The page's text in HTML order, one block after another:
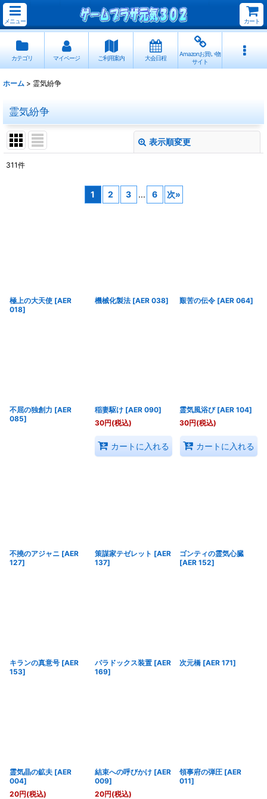
メニュー カート
カテゴリ マイページ ご利用案内 大会日程
Amazonお買い物
サイト
ホーム > 霊気紛争
霊気紛争
表示順変更
311件
1 2 3 ... 6 次»
極上の大天使 [AER
018]
機械化製法 [AER 038] 艱苦の伝令 [AER 064]
不屈の独創力 [AER
085]
稲妻駆け [AER 090]
30円(税込)
カートに入れる
霊気風浴び [AER 104]
30円(税込)
カートに入れる
不撓のアジャニ [AER
127]
策謀家テゼレット [AER
137]
ゴンティの霊気心臓
[AER 152]
キランの真意号 [AER
153]
パラドックス装置 [AER
169]
次元橋 [AER 171]
霊気晶の鉱夫 [AER
004]
20円(税込)
結束への呼びかけ [AER
009]
20円(税込)
領事府の弾圧 [AER
011]